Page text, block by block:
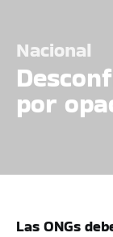
Nacional
por
Las ONGs